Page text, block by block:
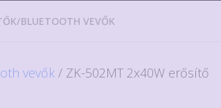
/BLUETOOTH VEVŐK
vevők / ZK-502MT 2x40W erősítő